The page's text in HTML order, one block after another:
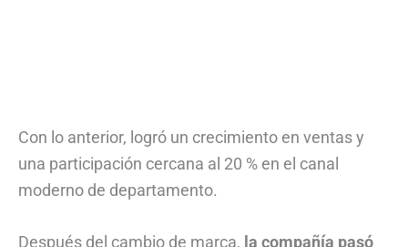
Con lo anterior, logró un crecimiento en ventas y
una participación cercana al 20 % en el canal
moderno de departamento.
Después del cambio de marca, la compañía pasó